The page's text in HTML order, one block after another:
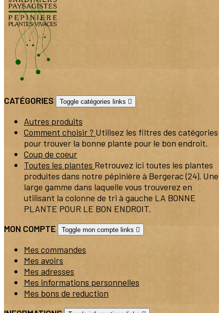
CATÉGORIES Toggle catégories links 
Autres produits
Comment choisir ? Utilisez les filtres des catégories
pour trouver la bonne plante pour le bon endroit.
Coup de coeur
Toutes les plantes Retrouvez ici toutes les plantes
produites dans notre pépinière à Bergerac (24). Une
large gamme dans laquelle vous trouverez en
utilisant la colonne de tri à gauche LA BONNE
PLANTE POUR LE BON ENDROIT.
MON COMPTE
Toggle mon compte links 
Mes commandes
Mes avoirs
Mes adresses
Mes informations personnelles
Mes bons de reduction